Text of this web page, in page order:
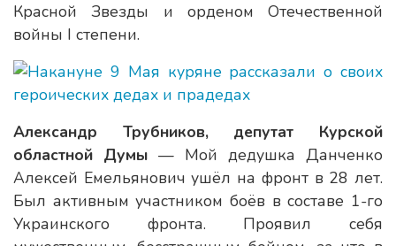
Красной Звезды и орденом Отечественной
войны I степени.
Александр Трубников, депутат Курской
областной Думы — Мой дедушка Данченко
Алексей Емельянович ушёл на фронт в 28 лет.
Был активным участником боёв в составе 1-го
Украинского фронта. Проявил себя